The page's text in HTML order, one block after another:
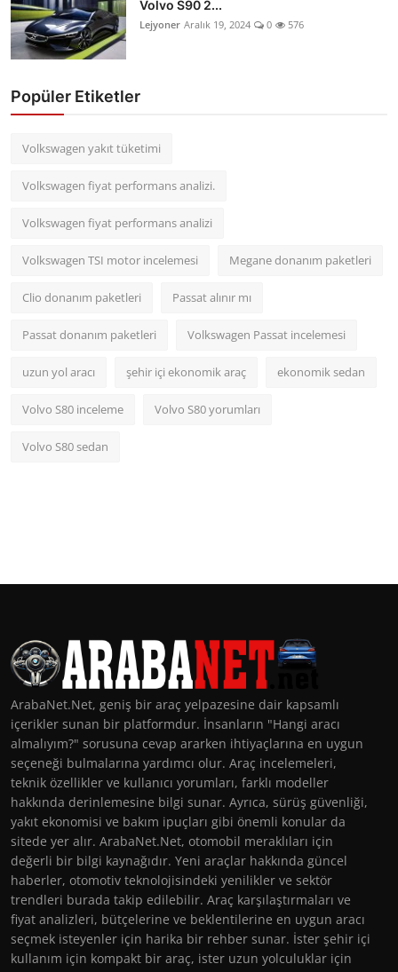
Volvo S90 2...
Lejyoner Aralık 19, 2024 0 576
Popüler Etiketler
Volkswagen yakıt tüketimi
Volkswagen fiyat performans analizi.
Volkswagen fiyat performans analizi
Volkswagen TSI motor incelemesi Megane donanım paketleri
Clio donanım paketleri Passat alınır mı
Passat donanım paketleri Volkswagen Passat incelemesi
uzun yol aracı şehir içi ekonomik araç ekonomik sedan
Volvo S80 inceleme Volvo S80 yorumları
Volvo S80 sedan
ArabaNet.Net, geniş bir araç yelpazesine dair kapsamlı
içerikler sunan bir platformdur. İnsanların "Hangi aracı
almalıyım?" sorusuna cevap ararken ihtiyaçlarına en uygun
seçeneği bulmalarına yardımcı olur. Araç incelemeleri,
teknik özellikler ve kullanıcı yorumları, farklı modeller
hakkında derinlemesine bilgi sunar. Ayrıca, sürüş güvenliği,
yakıt ekonomisi ve bakım ipuçları gibi önemli konular da
sitede yer alır. ArabaNet.Net, otomobil meraklıları için
değerli bir bilgi kaynağıdır. Yeni araçlar hakkında güncel
haberler, otomotiv teknolojisindeki yenilikler ve sektör
trendleri burada takip edilebilir. Araç karşılaştırmaları ve
fiyat analizleri, bütçelerine ve beklentilerine en uygun aracı
seçmek isteyenler için harika bir rehber sunar. İster şehir içi
kullanım için kompakt bir araç, ister uzun yolculuklar için